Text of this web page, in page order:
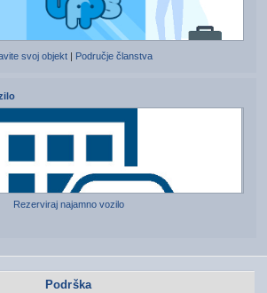
svoj objekt Područje članstva
Rezerviraj najamno vozilo
Podrška